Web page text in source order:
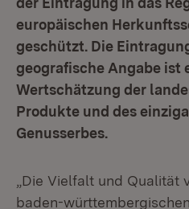
europäischen
geschützt. Die
geografische Angabe ist
Wertschätzung der
Produkte und des
Genusserbes.
„Die Vielfalt und Qualität
baden-